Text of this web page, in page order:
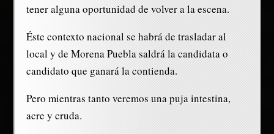
tener alguna oportunidad de volver a la escena.
Éste contexto nacional se habrá de trasladar al
local y de Morena Puebla saldrá la candidata o
candidato que ganará la contienda.
Pero mientras tanto veremos una puja intestina,
acre y cruda.